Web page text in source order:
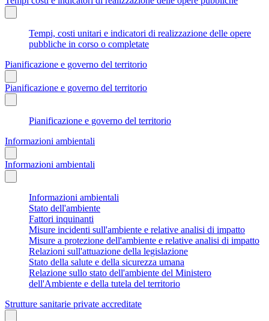
Tempi, costi unitari e indicatori di realizzazione delle opere
pubbliche in corso o completate
Pianificazione e governo del territorio
Pianificazione e governo del territorio
Pianificazione e governo del territorio
Informazioni ambientali
Informazioni ambientali
Informazioni ambientali
Stato dell'ambiente
Fattori inquinanti
Misure incidenti sull'ambiente e relative analisi di impatto
Misure a protezione dell'ambiente e relative analisi di impatto
Relazioni sull'attuazione della legislazione
Stato della salute e della sicurezza umana
Relazione sullo stato dell'ambiente del Ministero
dell'Ambiente e della tutela del territorio
Strutture sanitarie private accreditate